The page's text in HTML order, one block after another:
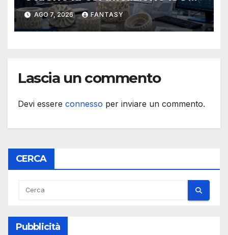
9001 per la stampa 3D di
ceramiche tecniche
AGO 7, 2026 FANTASY
Lascia un commento
Devi essere connesso per inviare un commento.
CERCA
Pubblicità